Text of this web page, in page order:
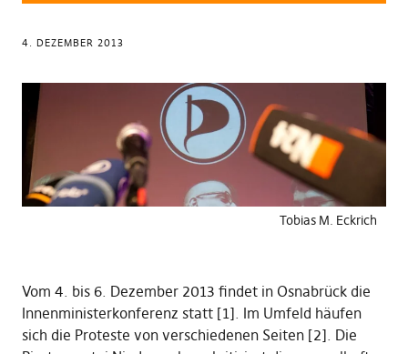
4. DEZEMBER 2013
Tobias M. Eckrich
Vom 4. bis 6. Dezember 2013 findet in Osnabrück die
Innenministerkonferenz statt [1]. Im Umfeld häufen
sich die Proteste von verschiedenen Seiten [2]. Die